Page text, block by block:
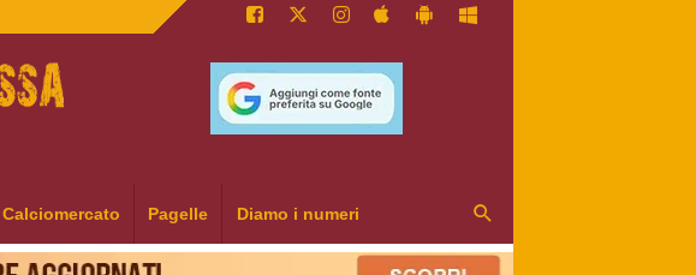
Calciomercato Pagelle Diamo i numeri